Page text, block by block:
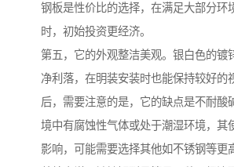
钢板是性价比的选择，在满足大部分环
时，初始投资更经济。
第五，它的外观整洁美观。银白色的镀
净利落，在明装安装时也能保持较好的
后，需要注意的是，它的缺点是不耐酸
境中有腐蚀性气体或处于潮湿环境，其
影响，可能需要选择其他如不锈钢等更